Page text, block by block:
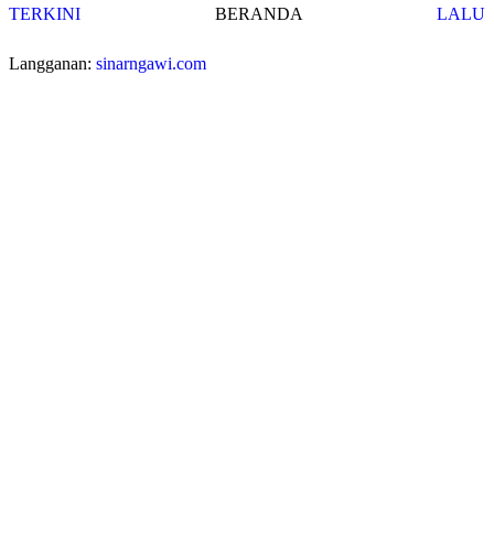
TERKINI LALU
BERANDA
Langganan: sinarngawi.com